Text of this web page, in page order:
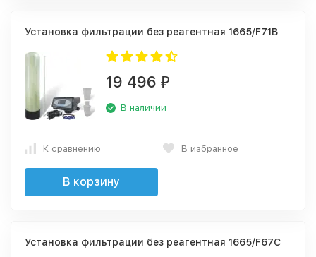
Установка фильтрации без реагентная 1665/F71B
19 496 ₽
В наличии
К сравнению В избранное
В корзину
Установка фильтрации без реагентная 1665/F67C